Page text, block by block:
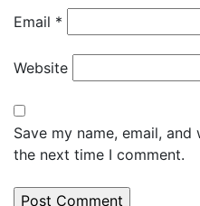
Email *
Website
Save my name, email,
the next time I comment.